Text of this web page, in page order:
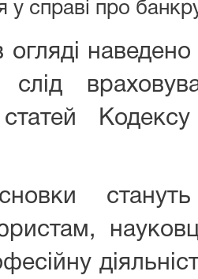
у справі про
наведено
статей